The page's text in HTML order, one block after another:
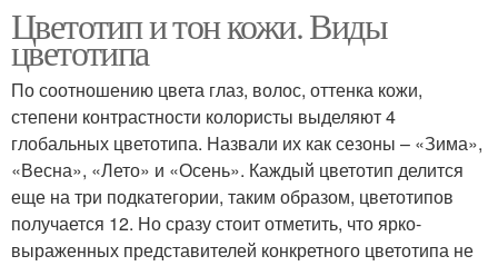
Цветотип и тон кожи. Виды
цветотипа
По соотношению цвета глаз, волос, оттенка кожи,
степени контрастности колористы выделяют 4
глобальных цветотипа. Назвали их как сезоны – «Зима»,
«Весна», «Лето» и «Осень». Каждый цветотип делится
еще на три подкатегории, таким образом, цветотипов
получается 12. Но сразу стоит отметить, что ярко-
выраженных представителей конкретного цветотипа не